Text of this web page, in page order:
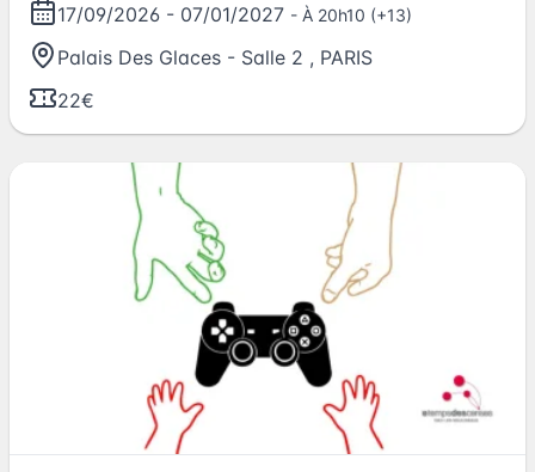
17/09/2026 - 07/01/2027 - À 20h10 (+13)
Palais Des Glaces - Salle 2 , PARIS
22€